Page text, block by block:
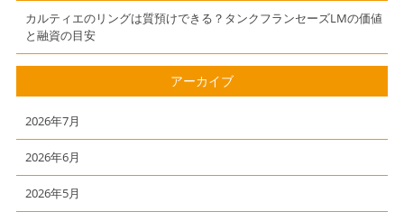
カルティエのリングは質預けできる？タンクフランセーズLMの価値
と融資の目安
アーカイブ
2026年7月
2026年6月
2026年5月